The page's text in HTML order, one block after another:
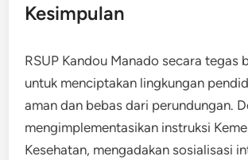
Kesimpulan
RSUP Kandou Manado secara tegas
untuk menciptakan lingkungan
aman dan bebas dari perundungan.
mengimplementasikan instruksi
Kesehatan, mengadakan sosialisasi